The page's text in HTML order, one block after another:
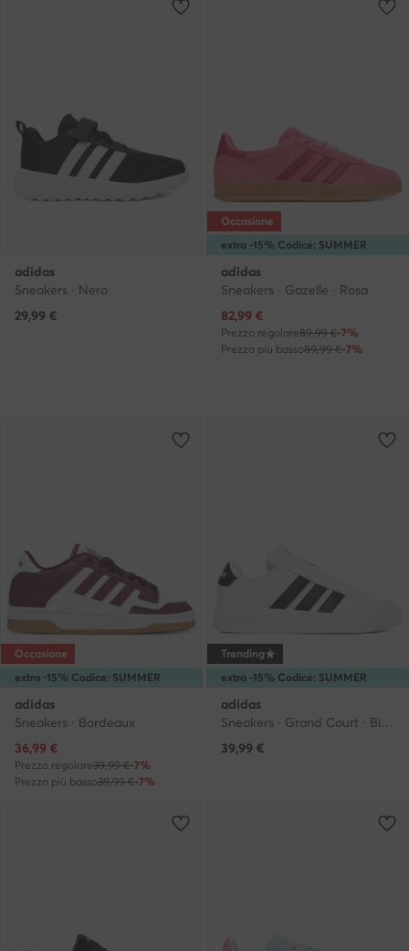
adidas
Sneakers · Nero
29,99 €
extra -15% Codice: SUMMER
Occasione
adidas
Sneakers · Gazelle · Rosa
Prezzo attuale
82,99 €
Prezzo regolare89,99 €-7%
Prezzo più basso89,99 €-7%
extra -15% Codice: SUMMER
Occasione
adidas
Sneakers · Bordeaux
Prezzo attuale
36,99 €
Prezzo regolare39,99 €-7%
Prezzo più basso39,99 €-7%
extra -15% Codice: SUMMER
Trending
adidas
Sneakers · Grand Court · Bianco
39,99 €